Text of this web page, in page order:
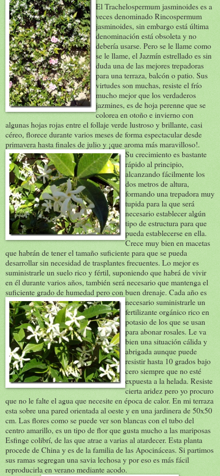
El Trachelospermum jasminoides es a
veces denominado Rincospermum
jasminoides, sin embargo está última
denominación está obsoleta y no
debería usarse. Pero se le llame como
se le llame, el Jazmín estrellado es sin
duda una de las mejores trepadoras
para una terraza, balcón o patio. Sus
virtudes son muchas, resiste el frío
mucho mejor que los verdaderos
jazmines, es de hoja perenne que se
colorea en otoño e invierno con
algunas hojas rojas entre el follaje verde lustroso y brillante, casi
céreo, florece durante varios meses de forma espectacular desde
primavera hasta finales de julio y ¡que aroma más maravilloso!.
Su crecimientoes bastante
rápido al principio,
alcanzando fácilmente los
dos metros de altura,
formando una trepadora muy
tupida para la que será
necesario establecer algún
tipo de estructura para que
pueda establecerse en ella.
Crece muy bien en macetas
que habrán de tener el tamaño suficiente para que se pueda
desarrollar sin necesidad de trasplantes frecuentes. Lo mejor es
suministrarle un suelo rico y fértil, suponiendo que habrá de vivir
en él durante varios años, también será necesario que mantenga el
suficiente grado de humedad pero con buen drenaje. Cada año es
necesario suministrarleun
fertilizante orgánico rico en
potasio de los que se usan
para abonar rosales. Le va
bien una situación cálida y
abrigada aunque puede
resistir hasta 10 grados bajo
cero siempre que no esté
expuesta a la helada. Resiste
cierta aridez pero yo procuro
que no le falte el agua que necesite en época de calor. En mi terraza
esta sobre una pared orientada al oeste y en una jardinera de 50x50
cm. Las flores como se puede ver son blancas con el tubo del
centro amarillo, es un tipo de flor que gusta mucho a las mariposas
Esfinge colibrí, de las que atrae a varias al atardecer. Esta planta
procede de China y es de la familia de las Apocináceas. Si partimos
sus ramas segregan una savia lechosa y por eso es más fácil
reproducirla en verano mediante acodo.